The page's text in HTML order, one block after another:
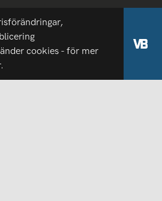
cookies - för mer